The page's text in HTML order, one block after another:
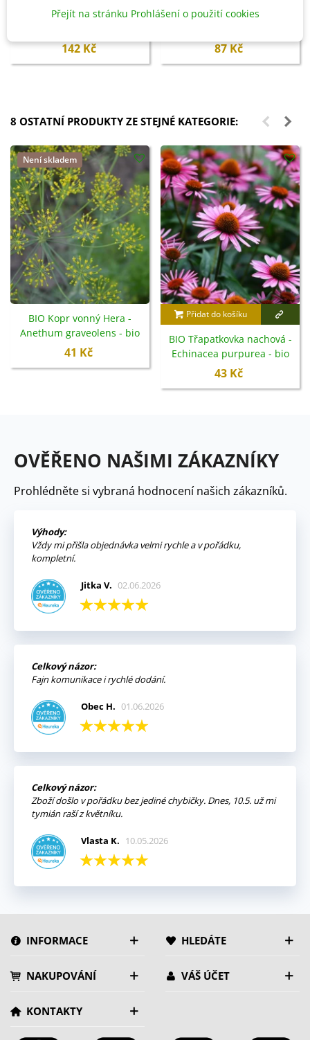
Bylinky - koncentrát - AgroBio -
142 Kč
Stopset - Lepové desky proti
87 Kč
8 OSTATNÍ PRODUKTY ZE STEJNÉ KATEGORIE:
Není skladem
BIO Kopr vonný Hera -
Anethum graveolens - bio
semena - 400 ks
41 Kč
Přidat do košíku
BIO Třapatkovka nachová -
Echinacea purpurea - bio
semena - 15 ks
43 Kč
OVĚŘENO NAŠIMI ZÁKAZNÍKY
Prohlédněte si vybraná hodnocení našich zákazníků.
Výhody:
Vždy mi přišla objednávka velmi rychle a v pořádku,
kompletní.
Jitka V. 02.06.2026
Celkový názor:
Fajn komunikace i rychlé dodání.
Obec H. 01.06.2026
Celkový názor:
Zboží došlo v pořádku bez jediné chybičky. Dnes, 10.5. už mi
tymián raší z květníku.
Vlasta K. 10.05.2026
INFORMACE HLEDÁTE
NAKUPOVÁNÍ VÁŠ ÚČET
KONTAKTY
Přejít na stránku Prohlášení o použití cookies